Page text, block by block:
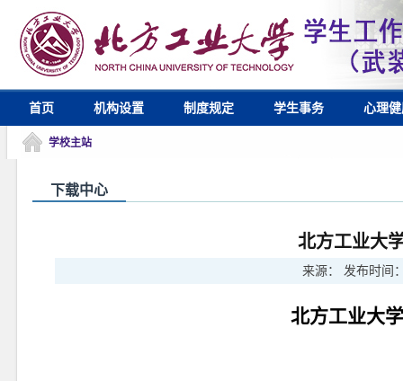
首页 机构设置 制度规定 学生事务 心理
学校主站
下载中心
北方工业大
来源： 发布时间
北方工业大